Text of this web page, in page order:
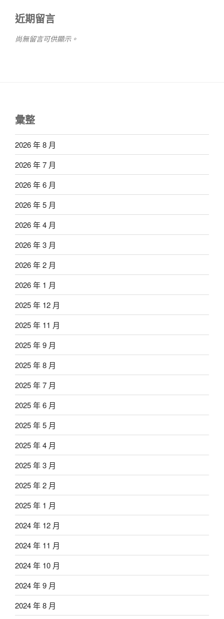
近期留言
尚無留言可供顯示。
彙整
2026 年 8 月
2026 年 7 月
2026 年 6 月
2026 年 5 月
2026 年 4 月
2026 年 3 月
2026 年 2 月
2026 年 1 月
2025 年 12 月
2025 年 11 月
2025 年 9 月
2025 年 8 月
2025 年 7 月
2025 年 6 月
2025 年 5 月
2025 年 4 月
2025 年 3 月
2025 年 2 月
2025 年 1 月
2024 年 12 月
2024 年 11 月
2024 年 10 月
2024 年 9 月
2024 年 8 月